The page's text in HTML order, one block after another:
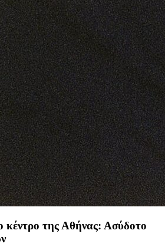
κέντρο της Αθήνας: Ασύδοτο